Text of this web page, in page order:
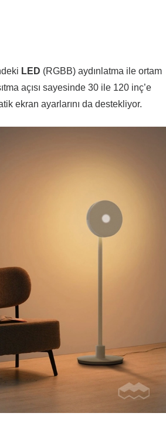
LED (RGBB) aydınlatma ile ortam
açısı sayesinde 30 ile 120 inç’e
ekran ayarlarını da destekliyor.